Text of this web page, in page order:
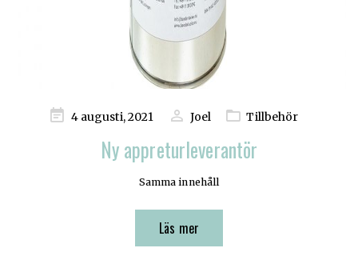
Publicerad
4 augusti, 2021 Joel Tillbehör
Ny appreturleverantör
Samma innehåll
Läs mer